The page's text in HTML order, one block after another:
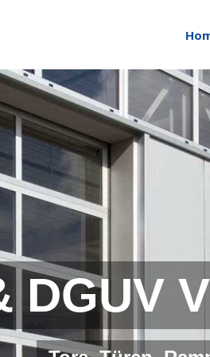
DGUV